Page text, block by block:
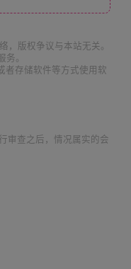
版权争议与本站无关。
。
者存储软件等方式使用软
审查之后，情况属实的会